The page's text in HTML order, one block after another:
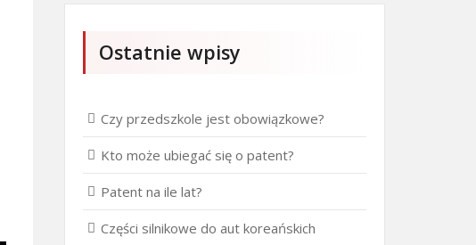
Ostatnie wpisy
Czy przedszkole jest obowiązkowe?
Kto może ubiegać się o patent?
Patent na ile lat?
Części silnikowe do aut koreańskich